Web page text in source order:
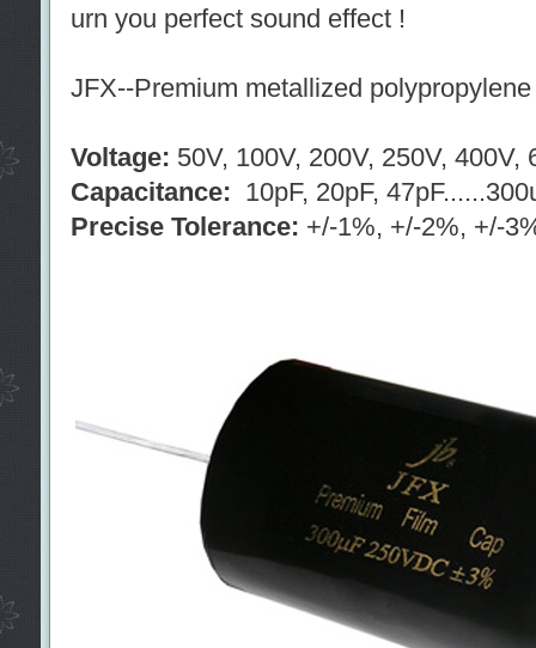
urn you perfect sound effect !
JFX--Premium metallized
Voltage: 50V, 100V, 200V, 250V, 400V,
Capacitance: 10pF, 20pF,
Precise Tolerance: +/-1%, +/-2%, +/-